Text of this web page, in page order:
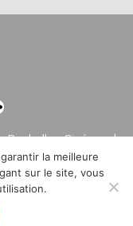
Cinéma |
–Conditions
Etienne Delcambre,
la meilleure
sur le site, vous